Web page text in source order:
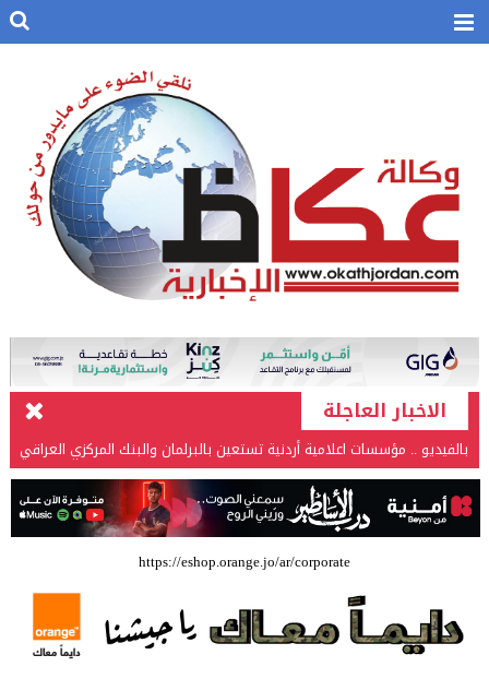
الاخبار العاجلة
بالفيديو .. مؤسسات اعلامية أردنية تستعين بالبرلمان والبنك المركزي العراقي
في قضيتها مع طارق الحسن
بالفيديو .. إرادة القائد ثم التعليم ثم الصناعة والزراعة قذفت ببنجلاديش خلال
عشرين عاما من دخل الفرد ٤٠٠$ سنويا الى ٦٠٠٠ $ ، فهل نستطيع ؟؟؟؟؟
شركة تسابيح للسياحة والسفر تسير اول رحلة لحجاج بيت الله الحرام عبر مطار
الملكة علياء الدولي – صور
https://eshop.orange.jo/ar/corporate